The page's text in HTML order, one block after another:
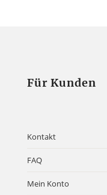
Für Kunden
Kontakt
FAQ
Mein Konto